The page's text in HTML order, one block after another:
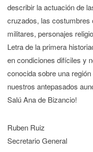
describir la actuación de
cruzados, las costumbres
militares, personajes
Letra de la primera
en condiciones difíciles y
conocida sobre una
nuestros antepasados
Salú Ana de Bizancio!
Ruben Ruiz
Secretario General